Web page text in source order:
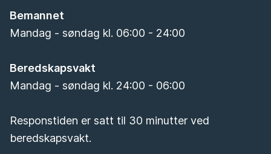
Bemannet
Mandag - søndag kl. 06:00 - 24:00
Beredskapsvakt
Mandag - søndag kl. 24:00 - 06:00
Responstiden er satt til 30 minutter ved
beredskapsvakt.